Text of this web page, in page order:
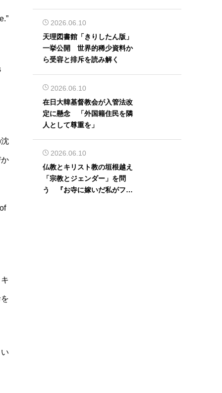
2026.06.10
天理図書館「きりしたん版」
一挙公開 世界的稀少資料か
ら受容と排斥を読み解く
2026.06.10
在日大韓基督教会が入管法改
定に懸念 「外国籍住民を隣
人として尊重を」
2026.06.10
仏教とキリスト教の垣根越え
「宗教とジェンダー」を問
う 『お寺に嫁いだ私がフェ